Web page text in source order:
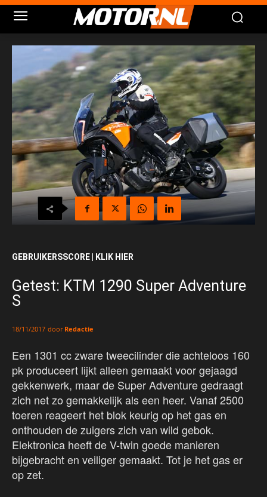
GEBRUIKERSSCORE | KLIK HIER
Getest: KTM 1290 Super Adventure
S
18/11/2017 door Redactie
Een 1301 cc zware tweecilinder die achteloos 160
pk produceert lijkt alleen gemaakt voor gejaagd
gekkenwerk, maar de Super Adventure gedraagt
zich net zo gemakkelijk als een heer. Vanaf 2500
toeren reageert het blok keurig op het gas en
onthouden de zuigers zich van wild gebok.
Elektronica heeft de V-twin goede manieren
bijgebracht en veiliger gemaakt. Tot je het gas er
op zet.